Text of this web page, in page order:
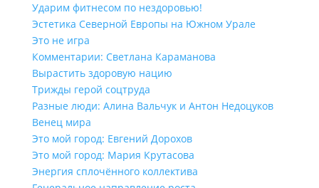
Ударим фитнесом по нездоровью!
Эстетика Северной Европы на Южном Урале
Это не игра
Комментарии: Светлана Караманова
Вырастить здоровую нацию
Трижды герой соцтруда
Разные люди: Алина Вальчук и Антон Недоцуков
Венец мира
Это мой город: Евгений Дорохов
Это мой город: Мария Крутасова
Энергия сплочённого коллектива